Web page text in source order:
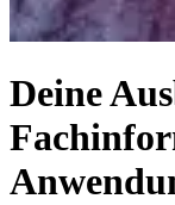
Deine